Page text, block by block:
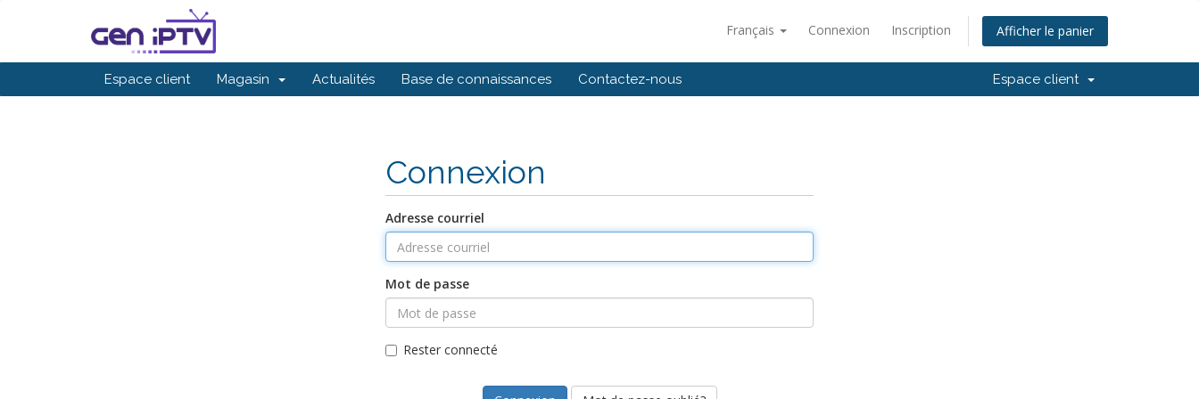
Français Connexion Inscription Afficher le panier
Espace client Magasin Actualités Base de connaissances Contactez-nous Espace client
Connexion
Adresse courriel
Mot de passe
Rester connecté